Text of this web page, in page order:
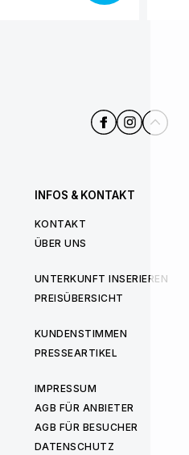
INFOS & KONTAKT
KONTAKT
ÜBER UNS
UNTERKUNFT INSERIEREN
PREISÜBERSICHT
KUNDENSTIMMEN
PRESSEARTIKEL
IMPRESSUM
AGB FÜR ANBIETER
AGB FÜR BESUCHER
DATENSCHUTZ